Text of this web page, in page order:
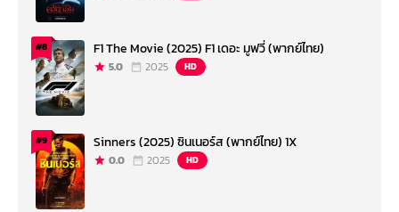
#8 F1 The Movie (2025) F1 เดอะ มูฟวี่ (พากย์ไทย)
5.0 2025 HD
#9 Sinners (2025) ซินเนอร์ส (พากย์ไทย) 1X
0.0 2025 HD